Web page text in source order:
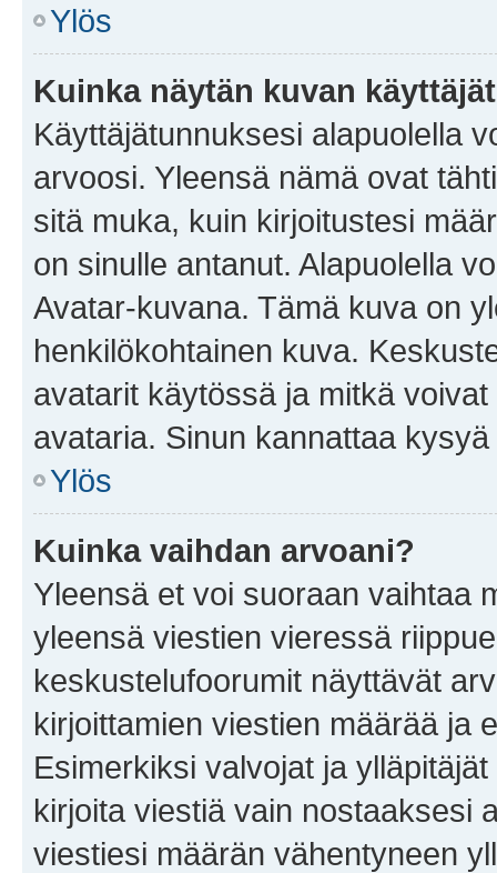
Ylös
Kuinka näytän kuvan
Käyttäjätunnuksesi alapuolella
arvoosi. Yleensä nämä ovat
sitä muka, kuin kirjoitustesi
on sinulle antanut. Alapuolella
Avatar-kuvana. Tämä kuva on
henkilökohtainen kuva.
avatarit käytössä ja mitkä
avataria. Sinun kannattaa
Ylös
Kuinka vaihdan arvoani?
Yleensä et voi suoraan vaihtaa
yleensä viestien vieressä
keskustelufoorumit näyttävät
kirjoittamien viestien määrää ja
Esimerkiksi valvojat ja
kirjoita viestiä vain nostaaksesi
viestiesi määrän vähentyneen